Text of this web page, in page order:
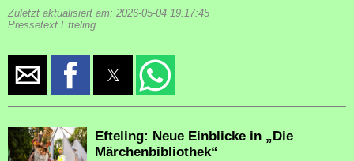
Zuletzt aktualisiert am: 2026-05-04 19:17:45
Pressetext Efteling
Efteling: Neue Einblicke in „Die
Märchenbibliothek“